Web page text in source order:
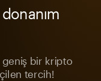
geniş bir kripto
tercih!